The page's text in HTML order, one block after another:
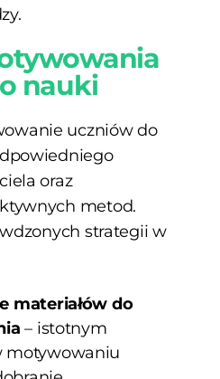
nauki
uczniów do
oraz
metod.
strategii w
materiałów do
– istotnym
motywowaniu